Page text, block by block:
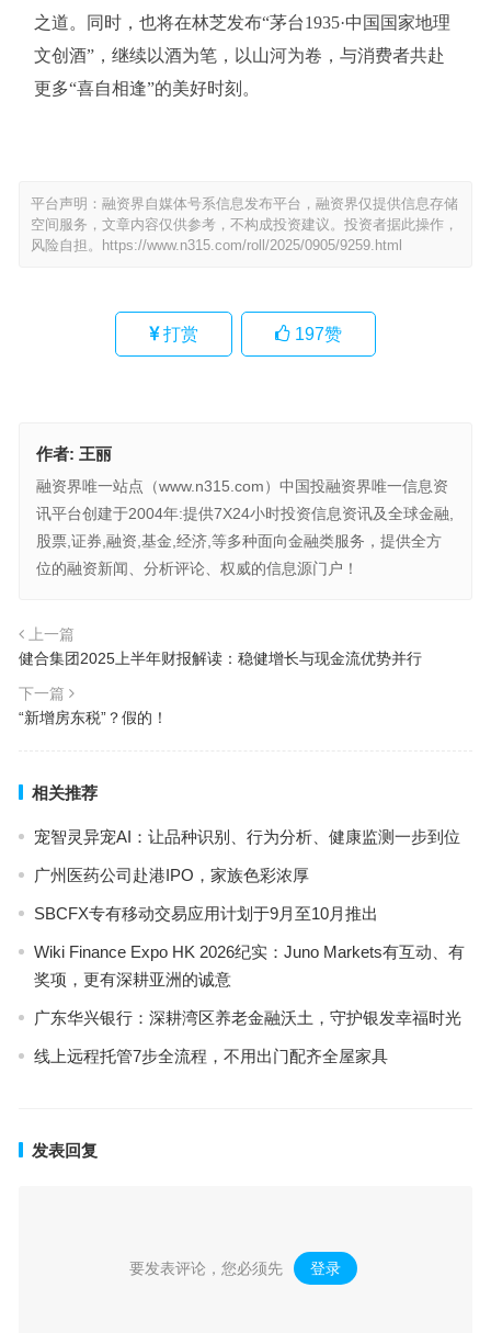
之道。同时，也将在林芝发布“茅台1935·中国国家地理
文创酒”，继续以酒为笔，以山河为卷，与消费者共赴
更多“喜自相逢”的美好时刻。
平台声明：融资界自媒体号系信息发布平台，融资界仅提供信息存储
空间服务，文章内容仅供参考，不构成投资建议。投资者据此操作，
风险自担。
https://www.n315.com/roll/2025/0905/9259.html
打赏 197赞
作者: 王丽
融资界唯一站点（www.n315.com）中国投融资界唯一信息资
讯平台创建于2004年:提供7X24小时投资信息资讯及全球金融,
股票,证券,融资,基金,经济,等多种面向金融类服务，提供全方
位的融资新闻、分析评论、权威的信息源门户！
上一篇
健合集团2025上半年财报解读：稳健增长与现金流优势并行
下一篇
“新增房东税”？假的！
相关推荐
宠智灵异宠AI：让品种识别、行为分析、健康监测一步到位
广州医药公司赴港IPO，家族色彩浓厚
SBCFX专有移动交易应用计划于9月至10月推出
Wiki Finance Expo HK 2026纪实：Juno Markets有互动、有
奖项，更有深耕亚洲的诚意
广东华兴银行：深耕湾区养老金融沃土，守护银发幸福时光
线上远程托管7步全流程，不用出门配齐全屋家具
发表回复
要发表评论，您必须先 登录 。